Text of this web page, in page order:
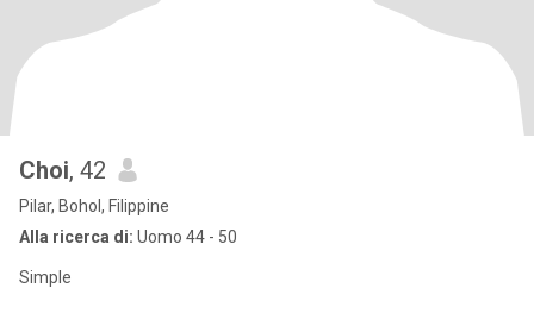
Choi, 42
Pilar, Bohol, Filippine
Alla ricerca di: Uomo 44 - 50
Simple